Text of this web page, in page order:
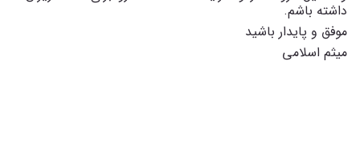
داشته باشم.
موفق و پایدار باشید
میثم اسلامی